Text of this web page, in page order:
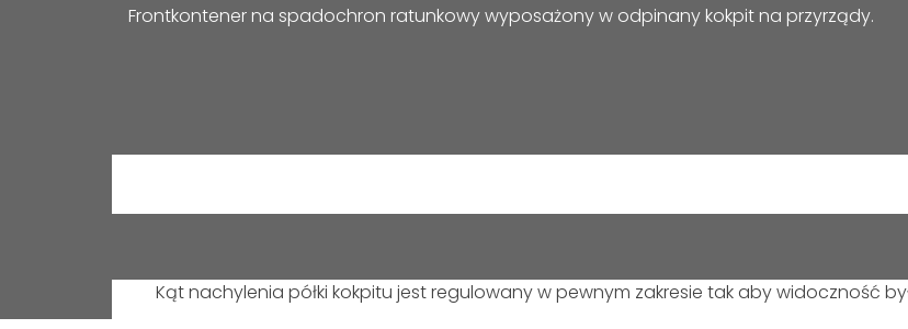
Frontkontener na spadochron ratunkowy wyposażony w odpinany kokpit na przyrządy.
Kąt nachylenia półki kokpitu jest regulowany w pewnym zakresie tak aby widoczność